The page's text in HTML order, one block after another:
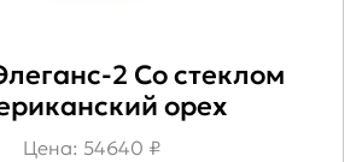
2 Со стеклом
орех
Цена: 54640 ₽